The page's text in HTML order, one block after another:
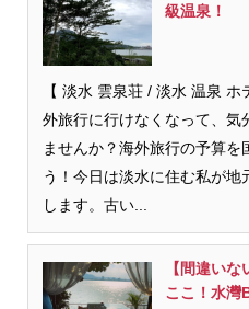
級温泉！
【 淡水 雲泉荘 / 淡水 温泉
外旅行に行けなくなって、気
ませんか？海外旅行の予算を
う！今日は淡水に住む私が
します。古い...
【間違い
ここ！水灣